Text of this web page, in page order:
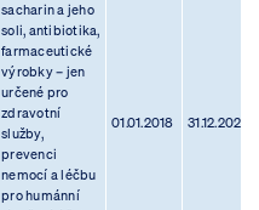
sacharin a jeho
soli, antibiotika,
farmaceutické
výrobky – jen
určené pro
zdravotní
služby,
prevenci
nemocí a léčbu
pro humánní
01.01.2018 31.12.2023